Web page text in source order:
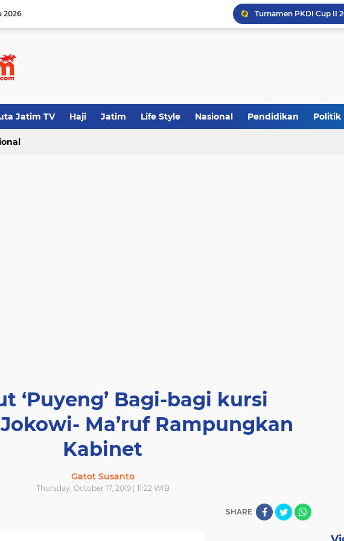
2026
Khutbah Jumat:
Jatim TV Haji Jatim Life Style Nasional Pendidikan Politik
‘Puyeng’ Bagi-bagi kursi
Ma’ruf Rampungkan
Kabinet
Gatot Susanto
Thursday, October 17, 2019 | 11:22 WIB
SHARE